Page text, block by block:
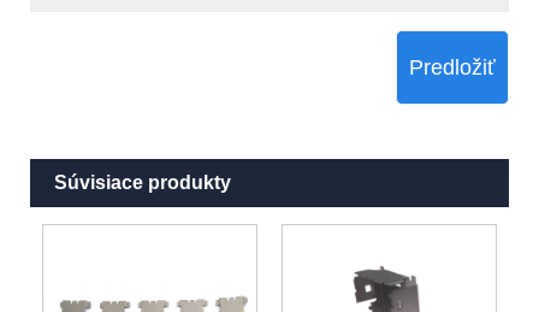
Predložiť
Súvisiace produkty